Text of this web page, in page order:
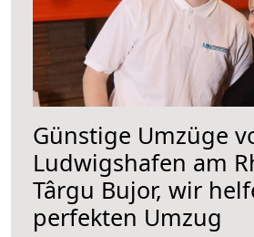
Günstige Umzüge
Ludwigshafen am
Târgu Bujor, wir
perfekten Umzug